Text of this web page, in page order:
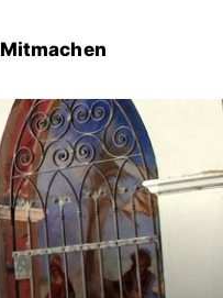
Mitmachen